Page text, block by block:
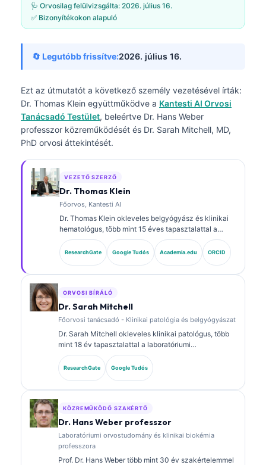
🩺 Orvosilag felülvizsgálta: 2026. július 16.
✅ Bizonyítékokon alapuló
🔄 Legutóbb frissítve:2026. július 16.
Ezt az útmutatót a következő személy vezetésével írták:
Dr. Thomas Klein együttműködve a Kantesti AI Orvosi
Tanácsadó Testület, beleértve Dr. Hans Weber
professzor közreműködését és Dr. Sarah Mitchell, MD,
PhD orvosi áttekintését.
VEZETŐ SZERZŐ
Dr. Thomas Klein
Főorvos, Kantesti AI
Dr. Thomas Klein okleveles belgyógyász és klinikai
hematológus, több mint 15 éves tapasztalattal a
laboratóriumi orvoslás és az AI-támogatott klinikai
elemzés területén. A Kantesti AI vezérorvosaként
(Chief Medical Officer) biztosítja a saját fejlesztésű
értelmezésről és laboratóriumi diagnosztikáról
laboratóriumi orvostudományi témákban.
ResearchGate Google Tudós Academia.edu ORCID
ORVOSI BÍRÁLÓ
Dr. Sarah Mitchell
Főorvosi tanácsadó - Klinikai patológia és belgyógyászat
Dr. Sarah Mitchell okleveles klinikai patológus, több
mint 18 év tapasztalattal a laboratóriumi
orvostudomány és a diagnosztikai elemzés területén.
Klinikai kémiai szakterületi képesítésekkel
rendelkezik, és kiterjedten publikált biomarker-
ResearchGate Google Tudós
KÖZREMŰKÖDŐ SZAKÉRTŐ
Dr. Hans Weber professzor
Laboratóriumi orvostudomány és klinikai biokémia
professzora
Prof. Dr. Hans Weber több mint 30 év szakértelemmel